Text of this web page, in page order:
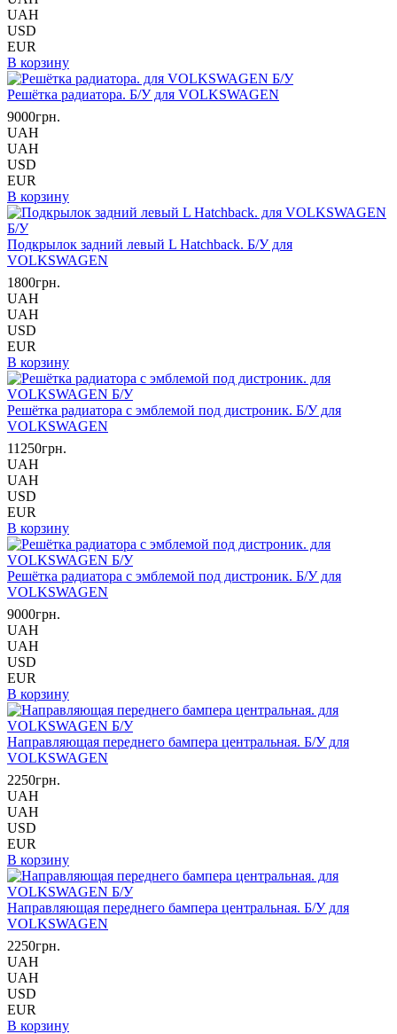
UAH
USD
EUR
В корзину
Решётка радиатора. Б/У для VOLKSWAGEN
9000грн.
UAH
UAH
USD
EUR
В корзину
Подкрылок задний левый L Hatchback. Б/У для
VOLKSWAGEN
1800грн.
UAH
UAH
USD
EUR
В корзину
Решётка радиатора с эмблемой под дистроник. Б/У для
VOLKSWAGEN
11250грн.
UAH
UAH
USD
EUR
В корзину
Решётка радиатора с эмблемой под дистроник. Б/У для
VOLKSWAGEN
9000грн.
UAH
UAH
USD
EUR
В корзину
Направляющая переднего бампера центральная. Б/У для
VOLKSWAGEN
2250грн.
UAH
UAH
USD
EUR
В корзину
Направляющая переднего бампера центральная. Б/У для
VOLKSWAGEN
2250грн.
UAH
UAH
USD
EUR
В корзину